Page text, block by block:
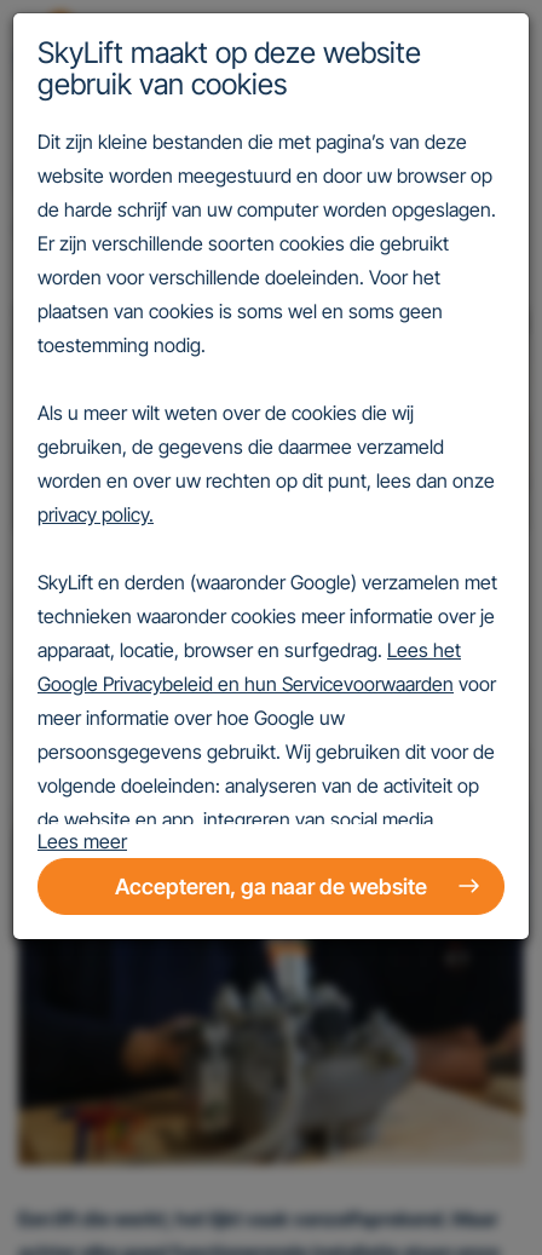
De mens achter de techniek
Bij SkyLift draait het om techniek én om mensen
Service met een glimlach
Een lift die werkt; het lijkt vaak vanzelfsprekend. Maar
SkyLift maakt op deze website
gebruik van cookies
Dit zijn kleine bestanden die met pagina’s van deze
website worden meegestuurd en door uw browser op
de harde schrijf van uw computer worden opgeslagen.
Er zijn verschillende soorten cookies die gebruikt
worden voor verschillende doeleinden. Voor het
plaatsen van cookies is soms wel en soms geen
toestemming nodig.
Als u meer wilt weten over de cookies die wij
gebruiken, de gegevens die daarmee verzameld
worden en over uw rechten op dit punt, lees dan onze
privacy policy.
SkyLift en derden (waaronder Google) verzamelen met
technieken waaronder cookies meer informatie over je
apparaat, locatie, browser en surfgedrag. Lees het
Google Privacybeleid en hun Servicevoorwaarden voor
meer informatie over hoe Google uw
persoonsgegevens gebruikt. Wij gebruiken dit voor de
volgende doeleinden: analyseren van de activiteit op
de website en app, integreren van social media,
personaliseren van content en marketing, informatie op
een apparaat opslaan en/of openen, gepersonaliseerde
en niet gepersonaliseerde advertenties,
advertentiemeting, inzichten in bezoekers en
productontwikkeling. Wij kunnen ook uw geolocatie
gegevens gebruiken, indien u hier toestemming voor
Geef toestemming of stel uw eigen keuze in
instellingen.Lees meer in onzeprivacy policy.
Lees meer
Accepteren, ga naar de website